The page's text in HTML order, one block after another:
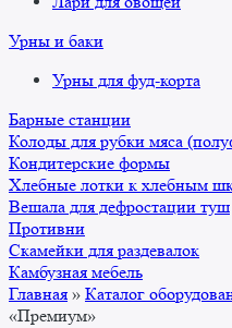
Урны и баки
Урны для фуд-корта
Барные станции
Колоды для рубки мяса
Кондитерские формы
Хлебные лотки к хлебным
Вешала для дефростации туш
Противни
Скамейки для раздевалок
Камбузная мебель
Главная » Каталог
«Премиум»